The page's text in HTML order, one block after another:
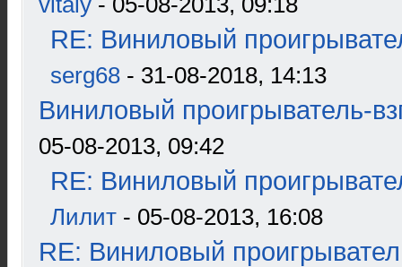
RE: Виниловый
serg68 - 31-08-2018, 14:13
Виниловый проигрыватель-
05-08-2013, 09:42
RE: Виниловый
Лилит - 05-08-2013, 16:08
RE: Виниловый